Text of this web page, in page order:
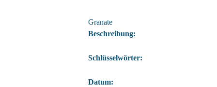
Granate
Beschreibung:
Schlüsselwörter:
Datum: